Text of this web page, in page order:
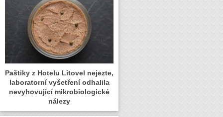
Paštiky z Hotelu Litovel nejezte,
laboratorní vyšetření odhalila
nevyhovující mikrobiologické
nálezy